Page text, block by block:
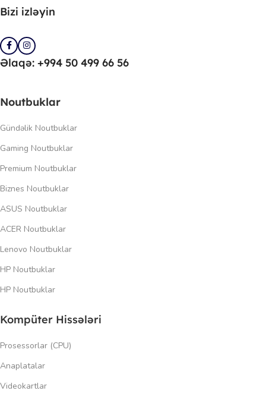
Bizi izləyin
Əlaqə: +994 50 499 66 56
Noutbuklar
Gündəlik Noutbuklar
Gaming Noutbuklar
Premium Noutbuklar
Biznes Noutbuklar
ASUS Noutbuklar
ACER Noutbuklar
Lenovo Noutbuklar
HP Noutbuklar
HP Noutbuklar
Kompüter Hissələri
Prosessorlar (CPU)
Anaplatalar
Videokartlar